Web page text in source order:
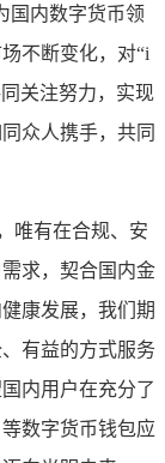
国内数字货币领
不断变化，对“i
关注努力，实现
众人携手，共同
唯有在合规、安
求，契合国内金
康发展，我们期
有益的方式服务
内用户在充分了
数字货币钱包应